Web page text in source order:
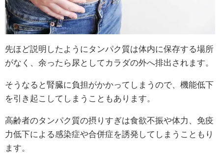
先ほど説明したようにタンパク質は体内に保存する場所
がなく、余ったら尿としてカラダの外へ排出されます。
そうなると腎臓に負担がかかってしまうので、機能低下
を引き起こしてしまうこともあります。
高齢者のタンパク質の摂りすぎは食欲不振や体力、免疫
力低下による感染症や合併症を誘発してしまうこともり
ます。